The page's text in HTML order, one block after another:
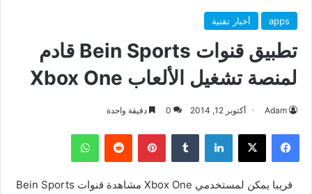
apps أخبار تقنية
تطبيق قنوات Bein Sports قادم
لمنصة تشغيل الألعاب Xbox One
Adam أكتوبر 12, 2014 0 دقيقة واحدة
فيسبوك ‫X لينكدإن بينتيريست واتساب
قريبا يمكن لمستخدمي Xbox One مشاهدة قنوات Bein Sports